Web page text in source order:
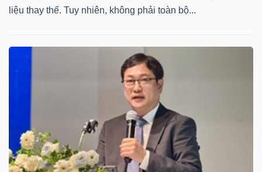
liệu thay thế. Tuy nhiên, không phải toàn bộ...